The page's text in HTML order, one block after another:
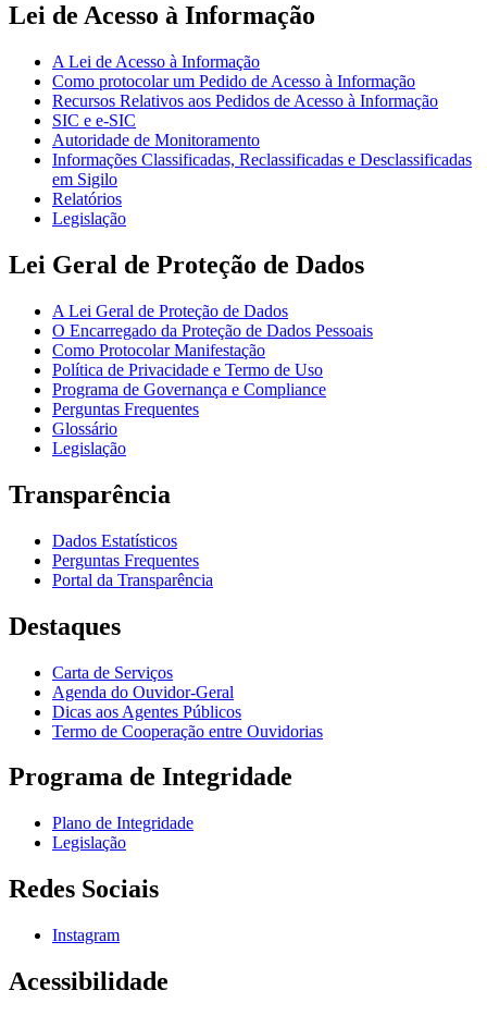
Lei de Acesso à Informação
A Lei de Acesso à Informação
Como protocolar um Pedido de Acesso à Informação
Recursos Relativos aos Pedidos de Acesso à Informação
SIC e e-SIC
Autoridade de Monitoramento
Informações Classificadas, Reclassificadas e Desclassificadas
em Sigilo
Relatórios
Legislação
Lei Geral de Proteção de Dados
A Lei Geral de Proteção de Dados
O Encarregado da Proteção de Dados Pessoais
Como Protocolar Manifestação
Política de Privacidade e Termo de Uso
Programa de Governança e Compliance
Perguntas Frequentes
Glossário
Legislação
Transparência
Dados Estatísticos
Perguntas Frequentes
Portal da Transparência
Destaques
Carta de Serviços
Agenda do Ouvidor-Geral
Dicas aos Agentes Públicos
Termo de Cooperação entre Ouvidorias
Programa de Integridade
Plano de Integridade
Legislação
Redes Sociais
Instagram
Acessibilidade